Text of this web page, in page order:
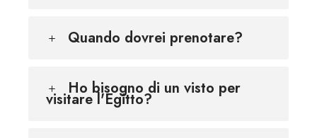
Quando dovrei prenotare?
Ho bisogno di un visto per
visitare l'Egitto?